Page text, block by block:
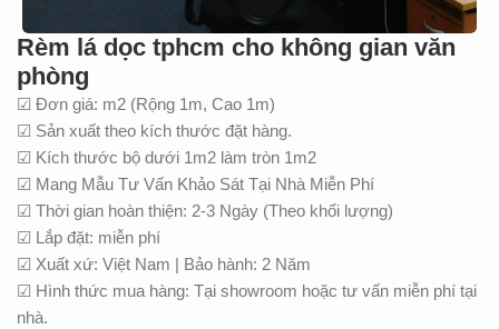
Rèm lá dọc tphcm cho không gian văn
phòng
☑ Đơn giá: m2 (Rộng 1m, Cao 1m)
☑ Sản xuất theo kích thước đặt hàng.
☑ Kích thước bộ dưới 1m2 làm tròn 1m2
☑ Mang Mẫu Tư Vấn Khảo Sát Tại Nhà Miễn Phí
☑ Thời gian hoàn thiện: 2-3 Ngày (Theo khối lượng)
☑ Lắp đặt: miễn phí
☑ Xuất xứ: Việt Nam | Bảo hành: 2 Năm
☑ Hình thức mua hàng: Tại showroom hoặc tư vấn miễn phí tại
nhà.